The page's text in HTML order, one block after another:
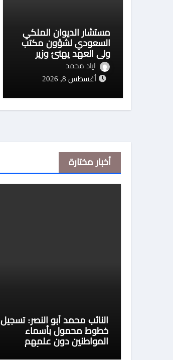
مستشار الديوان الملكي
السعودي لشؤون مكتب
ولي العهد يهنئ وزير
التربية والتعليم والتعليم
الفني بمناسبة منحه
الدكتوراة الفخرية من
جامعة هيروشيما اليابانية
اياد محمد
أغسطس 8, 2026
أخبار مختارة
النائب محمد أبو النصر: تسجيل
خطوط محمول بأسماء
المواطنين دون علمهم